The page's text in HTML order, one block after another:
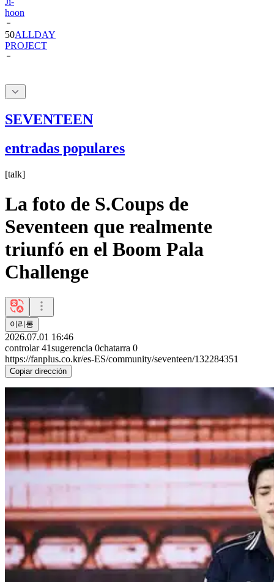
50ALLDAY
PROJECT
SEVENTEEN
entradas populares
[talk]
La foto de S.Coups de
Seventeen que realmente
triunfó en el Boom Pala
Challenge
이리롱
2026.07.01 16:46
controlar 41sugerencia 0chatarra 0
https://fanplus.co.kr/es-ES/community/seventeen/132284351
Copiar dirección